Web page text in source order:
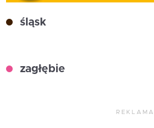
śląsk
zagłębie
REKLAMA